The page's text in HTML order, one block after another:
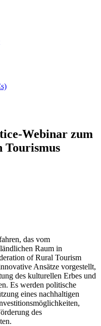
Webinar zum
Tourismus
das vom
Raum in
of Rural Tourism
Ansätze vorgestellt,
des kulturellen Erbes und
Es werden politische
eines nachhaltigen
des